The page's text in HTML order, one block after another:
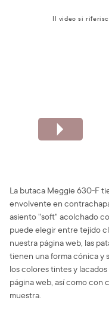
Il video si
La butaca Meggie 630-F
envolvente en
asiento "soft" acolchado
puede elegir entre tejido
nuestra página web, las
tienen una forma cónica y
los colores tintes y
página web, así como
muestra.